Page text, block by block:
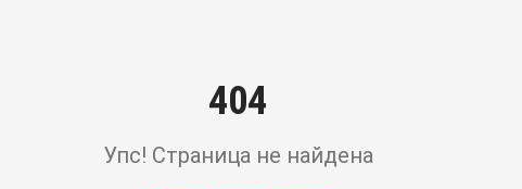
404
Упс! Страница не найдена